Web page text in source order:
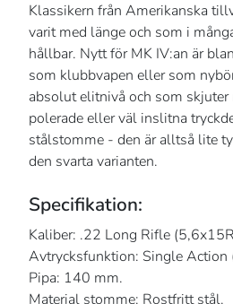
Klassikern från Amerikanska
varit med länge och som i
hållbar. Nytt för MK IV:an är
som klubbvapen eller som
absolut elitnivå och som
polerade eller väl inslitna
stålstomme - den är alltså lite
den svarta varianten.
Specifikation:
Kaliber: .22 Long Rifle
Avtrycksfunktion: Single Action
Pipa: 140 mm.
Material stomme: Rostfritt stål.